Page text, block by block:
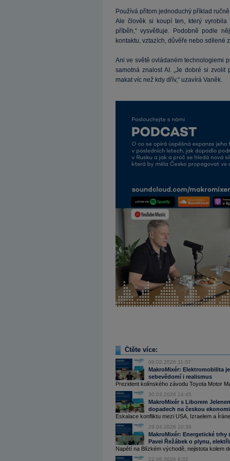
Používá přitom jednoduchý příklad
Ale člověk si koupí ten, který
příběh,“ vysvětluje. Podobně podle
kontaktu, vztazích, důvěře nebo sdílené
Ani ve světě ovládaném technologiemi
samotná znalost AI. „Je dobré si
makat víc než kdy dřív,“ uzavírá Vaněk.
Čtěte více:
09.02.2026 11:37
MakroMixér: Elektromobilita
sebevědomí i realismus
Prezident kolínského závodu Toyota Motor
30.03.2026 14:45
MakroMixér s Liborem
dopadech na českou
Eskalace konfliktu mezi USA, Izraelem a
29.04.2026 10:36
MakroMixér: Energetické
Pavel Řežábek o plynu,
Napětí na Blízkém východě, nejistota kolem
22.06.2026 6:02